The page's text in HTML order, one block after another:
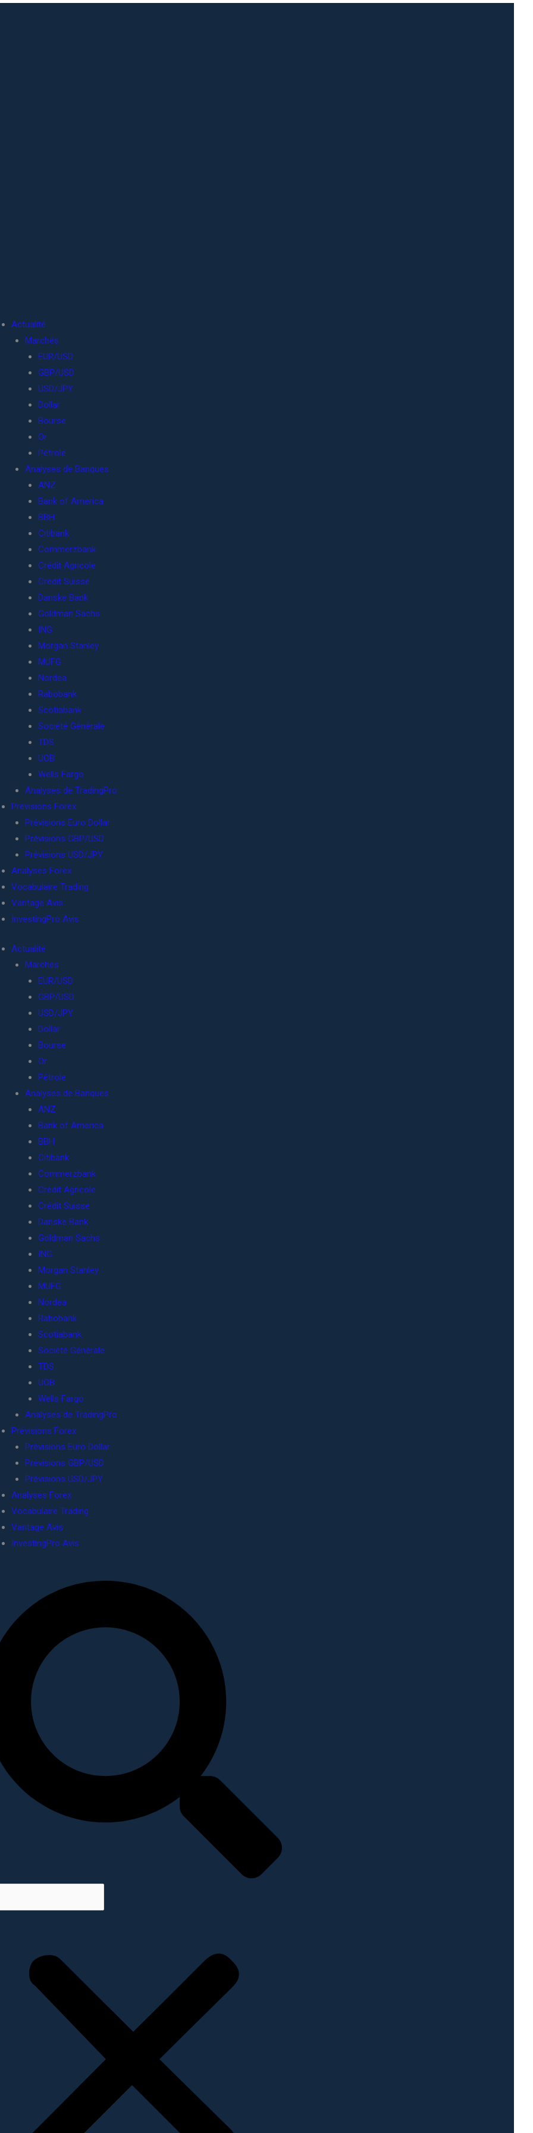
Actualité
Marchés
EUR/USD
GBP/USD
USD/JPY
Dollar
Bourse
Or
Pétrole
Analyses de Banques
ANZ
Bank of America
BBH
Citibank
Commerzbank
Crédit Agricole
Crédit Suisse
Danske Bank
Goldman Sachs
ING
Morgan Stanley
MUFG
Nordea
Rabobank
Scotiabank
Société Générale
TDS
UOB
Wells Fargo
Analyses de TradingPro
Prévisions Forex
Prévisions Euro Dollar
Prévisions GBP/USD
Prévisions USD/JPY
Analyses Forex
Vocabulaire Trading
Vantage Avis
InvestingPro Avis
Actualité
Marchés
EUR/USD
GBP/USD
USD/JPY
Dollar
Bourse
Or
Pétrole
Analyses de Banques
ANZ
Bank of America
BBH
Citibank
Commerzbank
Crédit Agricole
Crédit Suisse
Danske Bank
Goldman Sachs
ING
Morgan Stanley
MUFG
Nordea
Rabobank
Scotiabank
Société Générale
TDS
UOB
Wells Fargo
Analyses de TradingPro
Prévisions Forex
Prévisions Euro Dollar
Prévisions GBP/USD
Prévisions USD/JPY
Analyses Forex
Vocabulaire Trading
Vantage Avis
InvestingPro Avis